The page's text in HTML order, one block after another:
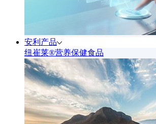
安利产品
纽崔莱®营养保健食品